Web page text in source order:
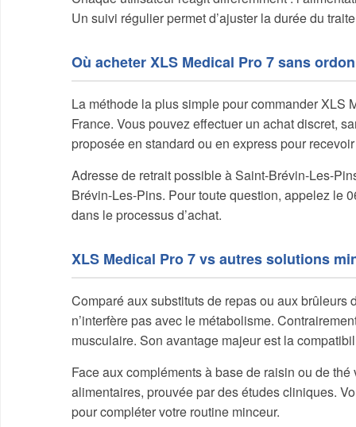
Un suivi régulier permet d’ajuster la durée du
Où acheter XLS Medical Pro 7 sans
La méthode la plus simple pour commander XLS
France. Vous pouvez effectuer un achat discret,
proposée en standard ou en express pour
Adresse de retrait possible à Saint-Brévin-Les-
Brévin-Les-Pins. Pour toute question, appelez le
dans le processus d’achat.
XLS Medical Pro 7 vs autres solutions
Comparé aux substituts de repas ou aux
n’interfère pas avec le métabolisme.
musculaire. Son avantage majeur est la
Face aux compléments à base de raisin ou de
alimentaires, prouvée par des études cliniques.
pour compléter votre routine minceur.